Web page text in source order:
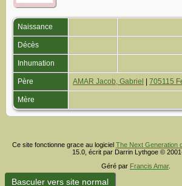
Naissance
Décès
Inhumation
Père AMAR Jacob, Gabriel 705115
Mère
Ce site fonctionne grace au logiciel The Next Generation
15.0, écrit par Darrin Lythgoe ©
Géré par Francis Amar.
Basculer vers site normal